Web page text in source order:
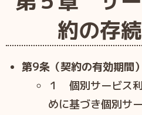
約の存
第9条（契約の有効期間）
１ 個別サービス
めに基づき個別サ